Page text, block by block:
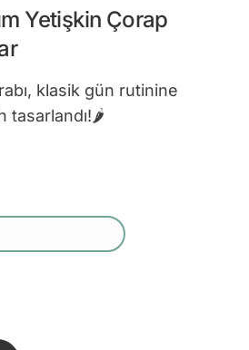
Yetişkin Çorap
klasik gün rutinine
tasarlandı!🌶️